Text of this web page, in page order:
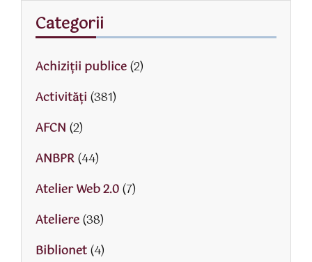
Categorii
Achiziții publice(2)
Activităţi (381)
AFCN (2)
ANBPR(44)
Atelier Web 2.0(7)
Ateliere(38)
Biblionet(4)